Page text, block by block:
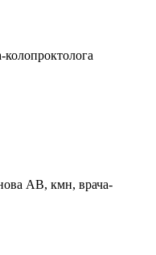
АВ, кмн, врача-